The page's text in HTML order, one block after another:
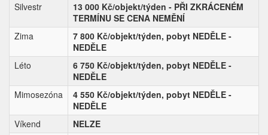
Silvestr
13 000 Kč/objekt/týden - PŘI ZKRÁCENÉM
TERMÍNU SE CENA NEMĚNÍ
Zima
7 800 Kč/objekt/týden, pobyt NEDĚLE -
NEDĚLE
Léto
6 750 Kč/objekt/týden, pobyt NEDĚLE -
NEDĚLE
Mimosezóna
4 550 Kč/objekt/týden, pobyt NEDĚLE -
NEDĚLE
Víkend
NELZE